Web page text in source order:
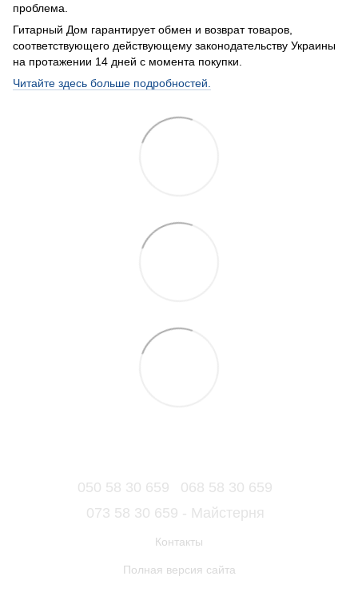
проблема.
Гитарный Дом гарантирует обмен и возврат товаров,
соответствующего действующему законодательству Украины
на протажении 14 дней с момента покупки.
Читайте здесь больше подробностей.
050 58 30 659
068 58 30 659
073 58 30 659 - Майстерня
Контакты
Полная версия сайта